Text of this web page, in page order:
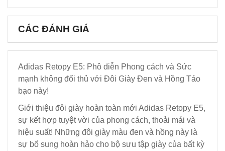
CÁC ĐÁNH GIÁ
Adidas Retopy E5: Phô diễn Phong cách và Sức
mạnh không đối thủ với Đôi Giày Đen và Hồng Táo
bạo này!
Giới thiệu đôi giày hoàn toàn mới Adidas Retopy E5,
sự kết hợp tuyệt vời của phong cách, thoải mái và
hiệu suất! Những đôi giày màu đen và hồng này là
sự bổ sung hoàn hảo cho bộ sưu tập giày của bất kỳ